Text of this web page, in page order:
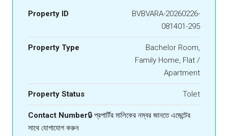
Property ID
BVBVARA-20260226-
081401-295
Property Type
Bachelor Room,
Family Home, Flat /
Apartment
Property Status Tolet
Contact Number🔒 প্রপার্টির মালিকের নম্বর জানতে এজেন্টের
সাথে যোগাযোগ করুন